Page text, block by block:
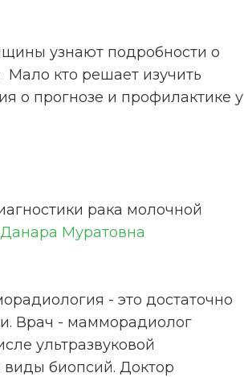
узнают подробности о
кто решает изучить
о прогнозе и профилактике у
рака молочной
Данара Муратовна
- это достаточно
Врач - мамморадиолог
ультразвуковой
биопсий. Доктор